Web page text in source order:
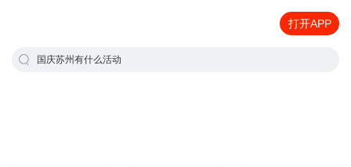
打开APP
国庆苏州有什么活动